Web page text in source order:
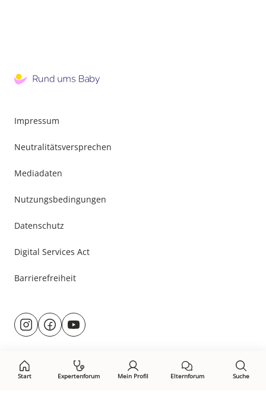
Start Expertenforum Mein Profil Elternforum Suche
Impressum
Neutralitätsversprechen
Mediadaten
Nutzungsbedingungen
Datenschutz
Digital Services Act
Barrierefreiheit
Besuche
uns@rund.ums.baby
facebook.com/rundumsbaby.de
youtube.com/@rundumsbaby_